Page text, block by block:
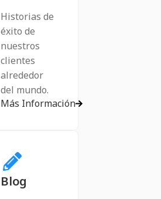
Historias de
éxito de
nuestros
clientes
alrededor
del mundo.
Más Información
Blog